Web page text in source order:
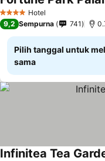
4 BintangHotel
9,2 Sempurna 741
Pilih tanggal untuk
sama
Infinitea Tea